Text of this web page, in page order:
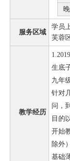
服务区域
学员
芙蓉
教学经历
生底
九年
针对
问，
目的
开始
除外
基础